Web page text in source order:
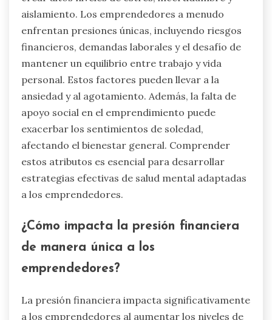
aislamiento. Los emprendedores a menudo
enfrentan presiones únicas, incluyendo riesgos
financieros, demandas laborales y el desafío de
mantener un equilibrio entre trabajo y vida
personal. Estos factores pueden llevar a la
ansiedad y al agotamiento. Además, la falta de
apoyo social en el emprendimiento puede
exacerbar los sentimientos de soledad,
afectando el bienestar general. Comprender
estos atributos es esencial para desarrollar
estrategias efectivas de salud mental adaptadas
a los emprendedores.
¿Cómo impacta la presión financiera
de manera única a los
emprendedores?
La presión financiera impacta significativamente
a los emprendedores al aumentar los niveles de